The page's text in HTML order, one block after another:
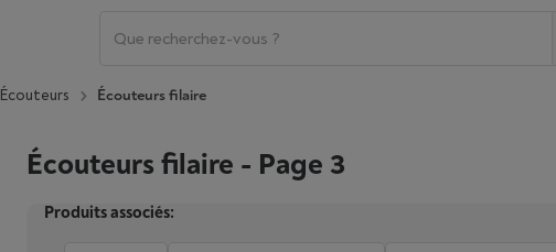
Écouteurs Écouteurs filaire
Écouteurs filaire - Page 3
Produits associés: